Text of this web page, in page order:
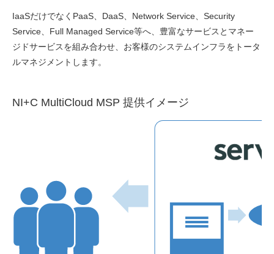
IaaSだけでなくPaaS、DaaS、Network Service、Security
Service、Full Managed Service等へ、豊富なサービスとマネー
ジドサービスを組み合わせ、お客様のシステムインフラをトータ
ルマネジメントします。
NI+C MultiCloud MSP 提供イメージ